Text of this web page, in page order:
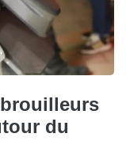
du